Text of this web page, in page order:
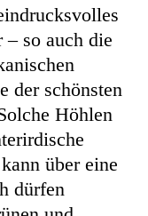
so auch die
der schönsten
Höhlen
über eine
dürfen